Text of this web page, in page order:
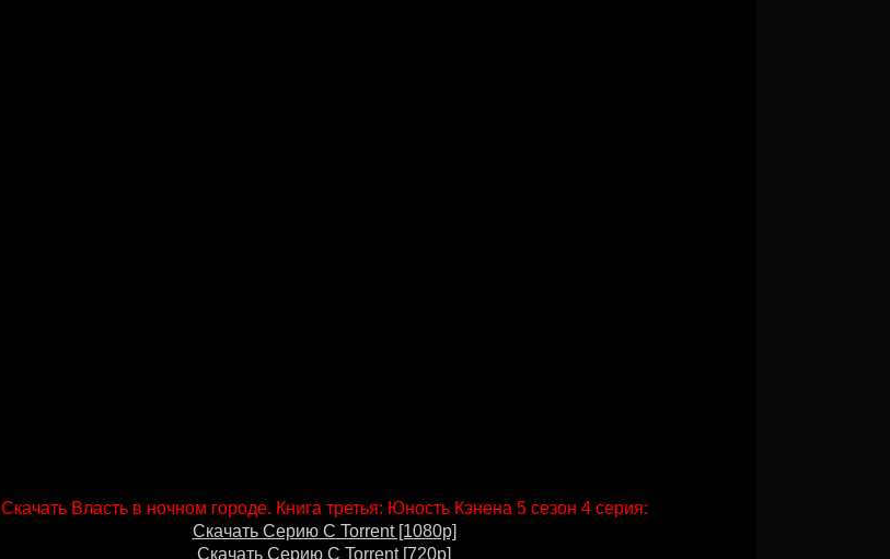
Скачать Власть в ночном городе. Книга третья: Юность Кэнена 5 сезон 4 серия:
Скачать Серию С Torrent [1080p]
Скачать Серию С Torrent [720p]